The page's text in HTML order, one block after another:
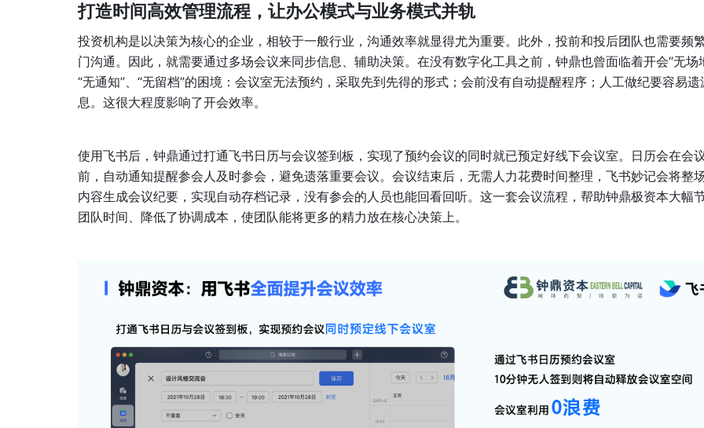
打造时间高效管理流程，让办公模式与业务模式并轨
投资机构是以决策为核心的企业，相较于一般行业，沟通效率就显得尤为重要。此外，投前和投后团队也需要频
门沟通。因此，就需要通过多场会议来同步信息、辅助决策。在没有数字化工具之前，钟鼎也曾面临着开会“无场
“无通知”、“无留档”的困境：会议室无法预约，采取先到先得的形式；会前没有自动提醒程序；人工做纪要容易遗
息。这很大程度影响了开会效率。
使用飞书后，钟鼎通过打通飞书日历与会议签到板，实现了预约会议的同时就已预定好线下会议室。日历会在会
前，自动通知提醒参会人及时参会，避免遗落重要会议。会议结束后，无需人力花费时间整理，飞书妙记会将整
内容生成会议纪要，实现自动存档记录，没有参会的人员也能回看回听。这一套会议流程，帮助钟鼎极资本大幅
团队时间、降低了协调成本，使团队能将更多的精力放在核心决策上。